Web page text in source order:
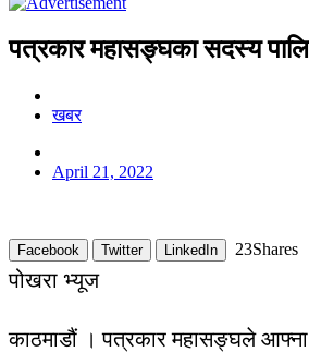
पत्रकार महासङ्घका सदस्य
खबर
April 21, 2022
Facebook Twitter LinkedIn 23Shares
पोखरा भ्यूज
काठमाडौं । पत्रकार महासङ्घले आफ्ना